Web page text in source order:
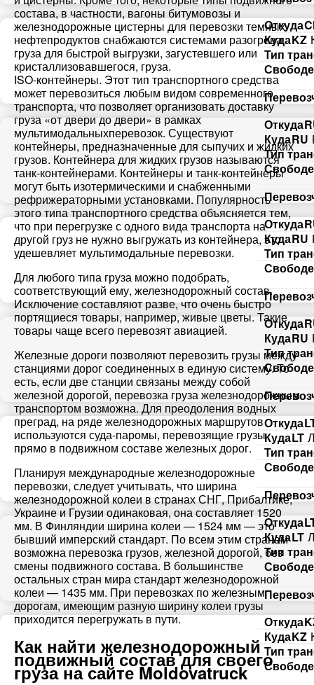
Добавить груз для Ж.Д. перевозок
Страна загрузки
Станция отправки
Страна выгрузки
Станция назначения
Наименование груза
Вес груза (т)
Объем груза
Тип вагона
Дата погрузки
Контактное лицо
Контактный телефон
E-mail
Отправляя заявку, вы соглашаетесь на обработку
персональных данных.
* - обязательное поле
Отправить
Добавить транспорт для Ж.Д. перевозок
Страна загрузки
Станция отправки
Страна выгрузки
Станция назначения
Свободен с
Тип вагона
Вес груза (т)
Объем груза
Компания
Контактное лицо
Контактный телефон
E-mail
Отправляя заявку, вы соглашаетесь на обработку
персональных данных.
* - обязательное поле
Отправить
Откуда
КудаKZ
Тип
Откуда
КудаRU
Тип
Откуда
КудаRU
Тип
Откуда
КудаRU
Тип
Откуда
КудаLT
Тип
Откуда
КудаLT
Тип
Откуда
КудаKZ
Тип
состава, в частности, вагоны битумовозы и
железнодорожные цистерны для перевозки темных
нефтепродуктов снабжаются системами разогрева
груза для быстрой выгрузки, загустевшего или
кристаллизовавшегося, груза.
ISO-контейнеры. Этот тип транспортного средства
может перевозиться любым видом современного
транспорта, что позволяет организовать доставку
груза «от двери до двери» в рамках
мультимодальныхперевозок. Существуют
контейнеры, предназначенные для сыпучих и жидких
грузов. Контейнера для жидких грузов называются
танк-контейнерами. Контейнеры и танк-контейнеры
могут быть изотермическими и снабженными
рефрижераторными установками. Популярность
этого типа транспортного средства объясняется тем,
что при перегрузке с одного вида транспорта на
другой груз не нужно выгружать из контейнера, это
удешевляет мультимодальные перевозки.
Для любого типа груза можно подобрать,
соответствующий ему, железнодорожный состав.
Исключение составляют разве, что очень быстро
портящиеся товары, например, живые цветы. Такие
товары чаще всего перевозят авиацией.
Железные дороги позволяют перевозить грузы между
станциями дорог соединенных в единую систему. То
есть, если две станции связаны между собой
железной дорогой, перевозка груза железнодорожным
транспортом возможна. Для преодоления водных
преград, на ряде железнодорожных маршрутов
используются суда-паромы, перевозящие грузы
прямо в подвижном составе железных дорог.
Планируя международные железнодорожные
перевозки, следует учитывать, что ширина
железнодорожной колеи в странах СНГ, Прибалтике,
Украине и Грузии одинаковая, она составляет 1520
мм. В Финляндии ширина колеи — 1524 мм — это
бывший имперский стандарт. По всем этим странам
возможна перевозка грузов, железной дорогой, без
смены подвижного состава. В большинстве
остальных стран мира стандарт железнодорожной
колеи — 1435 мм. При перевозках по железным
дорогам, имеющим разную ширину колеи грузы
приходится перегружать в пути.
Как найти железнодорожный
подвижный состав для своего
груза на сайте Moldovatruck
Узнать стоимость перевозки
Страна загрузки
Город загрузки
Страна выгрузки
Город выгрузки
Наименование груза
Дата погрузки
Тип транспорта
Вес груза (т)
Объем груза
Контактное лицо
Контактный телефон
E-mail
Отправляя заявку, вы соглашаетесь на обработку
персональных данных.
* - обязательное поле
Отправить
Разместить транспорт для поиска груза
Страна загрузки
Город загрузки
Страна выгрузки
Город выгрузки
Тип транспорта
Свободен с
Вес груза (т)
Объем груза
Компания
Контактное лицо
Контактный телефон
E-mail
Отправляя заявку, вы соглашаетесь на обработку
персональных данных.
* - обязательное поле
Отправить